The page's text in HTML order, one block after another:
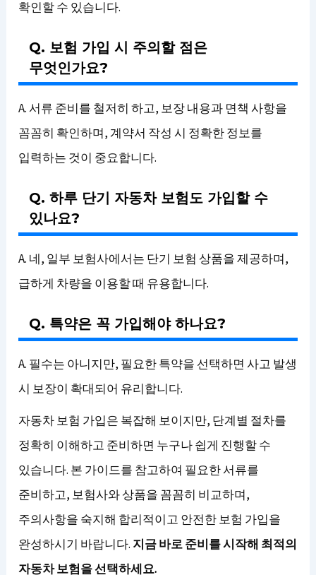
확인할 수 있습니다.
Q. 보험 가입 시 주의할 점은
무엇인가요?
A. 서류 준비를 철저히 하고, 보장 내용과 면책 사항을
꼼꼼히 확인하며, 계약서 작성 시 정확한 정보를
입력하는 것이 중요합니다.
Q. 하루 단기 자동차 보험도 가입할 수
있나요?
A. 네, 일부 보험사에서는 단기 보험 상품을 제공하며,
급하게 차량을 이용할 때 유용합니다.
Q. 특약은 꼭 가입해야 하나요?
A. 필수는 아니지만, 필요한 특약을 선택하면 사고 발생
시 보장이 확대되어 유리합니다.
자동차 보험 가입은 복잡해 보이지만, 단계별 절차를
정확히 이해하고 준비하면 누구나 쉽게 진행할 수
있습니다. 본 가이드를 참고하여 필요한 서류를
준비하고, 보험사와 상품을 꼼꼼히 비교하며,
주의사항을 숙지해 합리적이고 안전한 보험 가입을
완성하시기 바랍니다. 지금 바로 준비를 시작해 최적의
자동차 보험을 선택하세요.